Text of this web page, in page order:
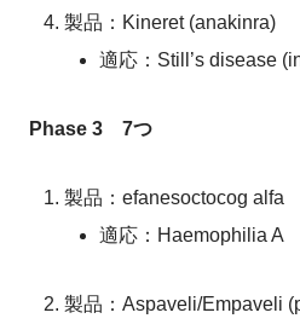
製品：Kineret (anakinra)
適応：Still’s disease
Phase 3 7つ
製品：efanesoctocog alfa
適応：Haemophilia A
製品：Aspaveli/Empaveli